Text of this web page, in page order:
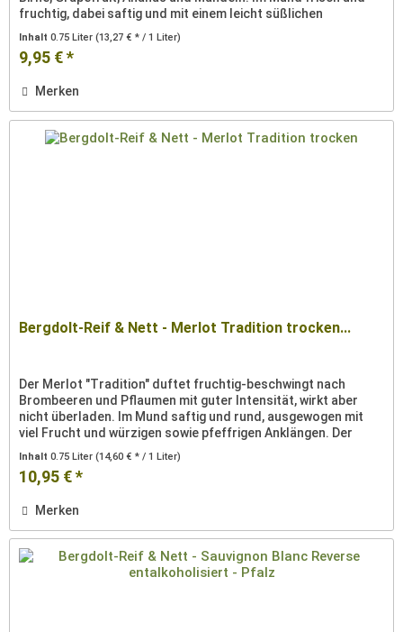
fruchtig, dabei saftig und mit einem leicht süßlichen
Nachhall....
Inhalt0.75 Liter(13,27 € * / 1 Liter)
9,95 € *
Merken
Bergdolt-Reif & Nett - Merlot Tradition trocken...
Der Merlot "Tradition" duftet fruchtig-beschwingt nach
Brombeeren und Pflaumen mit guter Intensität, wirkt aber
nicht überladen. Im Mund saftig und rund, ausgewogen mit
viel Frucht und würzigen sowie pfeffrigen Anklängen. Der
Inhalt0.75 Liter(14,60 € * / 1 Liter)
10,95 € *
Merken